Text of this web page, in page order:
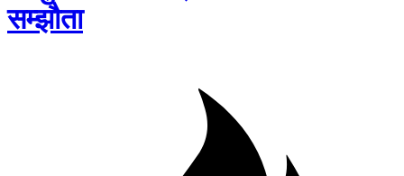
सम्झौता